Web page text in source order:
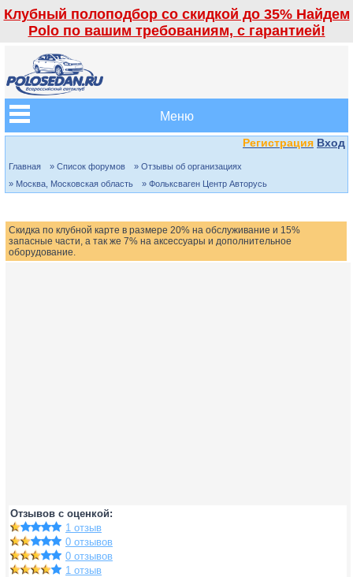
Клубный полоподбор со скидкой до 35% Найдем
Polo по вашим требованиям, с гарантией!
Меню
Регистрация Вход
Главная » Список форумов
» Отзывы об организациях
» Москва, Московская область
» Фольксваген Центр Авторусь
Скидка по клубной карте в размере 20% на обслуживание и 15%
запасные части, а так же 7% на аксессуары и дополнительное
оборудование.
Отзывов с оценкой:
1 отзыв
0 отзывов
0 отзывов
1 отзыв